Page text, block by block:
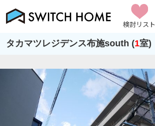
検討リスト
タカマツレジデンス布施south (1室)